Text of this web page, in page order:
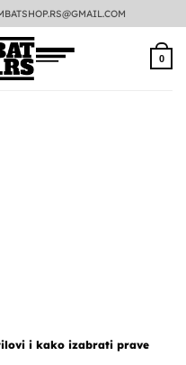
0
i kako izabrati prave